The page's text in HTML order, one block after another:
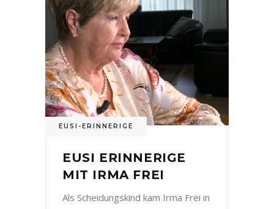
EUSI-ERINNERIGE
EUSI ERINNERIGE
MIT IRMA FREI
Als Scheidungskind kam Irma Frei in